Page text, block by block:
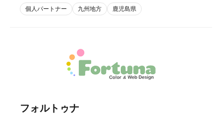
個人パートナー 九州地方 鹿児島県
フォルトゥナ